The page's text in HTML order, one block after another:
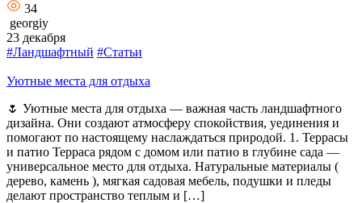
34
georgiy
23 декабря
#Ландшафтный #Статьи
Уютные места для отдыха
🌷 Уютные места для отдыха — важная часть ландшафтного
дизайна. Они создают атмосферу спокойствия, уединения и
помогают по настоящему наслаждаться природой. 1. Террасы
и патио Терраса рядом с домом или патио в глубине сада —
универсальное место для отдыха. Натуральные материалы (
дерево, камень ), мягкая садовая мебель, подушки и пледы
делают пространство теплым и […]